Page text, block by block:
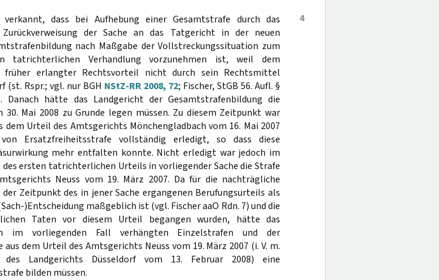
4
dass bei Aufhebung einer Gesamtstrafe durch das
Zurückverweisung der Sache an das Tatgericht in der neuen
nach Maßgabe der Vollstreckungssituation zum
tatrichterlichen Verhandlung vorzunehmen ist, weil dem
früher erlangter Rechtsvorteil nicht durch sein Rechtsmittel
(st. Rspr.; vgl. nur BGH NStZ-RR 2008, 72; Fischer, StGB 56. Aufl. §
Danach hätte das Landgericht der Gesamtstrafenbildung die
30. Mai 2008 zu Grunde legen müssen. Zu diesem Zeitpunkt war
dem Urteil des Amtsgerichts Mönchengladbach vom 16. Mai 2007
Ersatzfreiheitsstrafe vollständig erledigt, so dass diese
mehr entfalten konnte. Nicht erledigt war jedoch im
des ersten tatrichterlichen Urteils in vorliegender Sache die Strafe
Neuss vom 19. März 2007. Da für die nachträgliche
Zeitpunkt des in jener Sache ergangenen Berufungsurteils als
)Entscheidung maßgeblich ist (vgl. Fischer aaO Rdn. 7) und die
Taten vor diesem Urteil begangen wurden, hätte das
im vorliegenden Fall verhängten Einzelstrafen und der
dem Urteil des Amtsgerichts Neuss vom 19. März 2007 (i. V. m.
des Landgerichts Düsseldorf vom 13. Februar 2008) eine
bilden müssen.